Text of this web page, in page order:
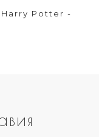
Potter -